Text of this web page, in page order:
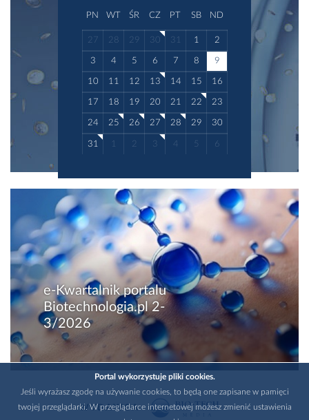
PN WT ŚR CZ PT SB ND
27 28 29 30 31 1 2
3 4 5 6 7 8 9
10 11 12 13 14 15 16
17 18 19 20 21 22 23
24 25 26 27 28 29 30
31 1 2 3 4 5 6
e-Kwartalnik portalu
Biotechnologia.pl 2-
3/2026
WYDAWCA
Portal wykorzystuje pliki cookies.
Jeśli wyrażasz zgodę na używanie cookies, to będą one zapisane w pamięci
twojej przeglądarki. W przeglądarce internetowej możesz zmienić ustawienia